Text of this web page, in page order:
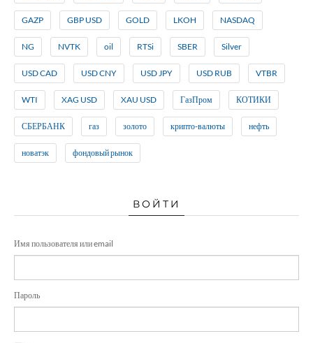
GAZP GBP USD GOLD LKOH NASDAQ
NG NVTK oil RTSi SBER Silver
USD CAD USD CNY USD JPY USD RUB VTBR
WTI XAG USD XAU USD ГазПром КОТИКИ
СБЕРБАНК газ золото крипто-валюты нефть
новатэк фондовый рынок
ВОЙТИ
Имя пользователя или email
Пароль